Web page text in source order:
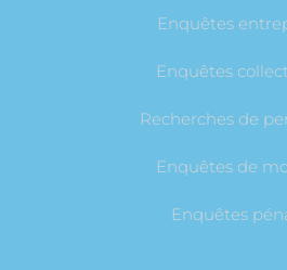
Enquêtes
Enquêtes
Recherches de
Enquêtes de
Enquêtes